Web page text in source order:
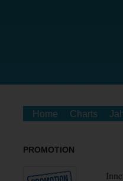
Home Charts
PROMOTION